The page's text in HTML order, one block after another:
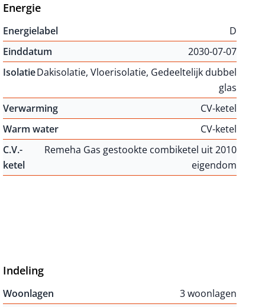
Energie
Energielabel
D
Einddatum
2030-07-07
IsolatieDakisolatie, Vloerisolatie, Gedeeltelijk dubbel
glas
Verwarming
CV-ketel
Warm water
CV-ketel
C.V.-
ketel
Remeha Gas gestookte combiketel uit 2010
eigendom
Indeling
Woonlagen
3 woonlagen